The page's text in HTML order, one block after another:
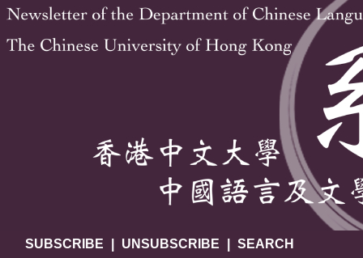
SUBSCRIBE UNSUBSCRIBE SEARCH